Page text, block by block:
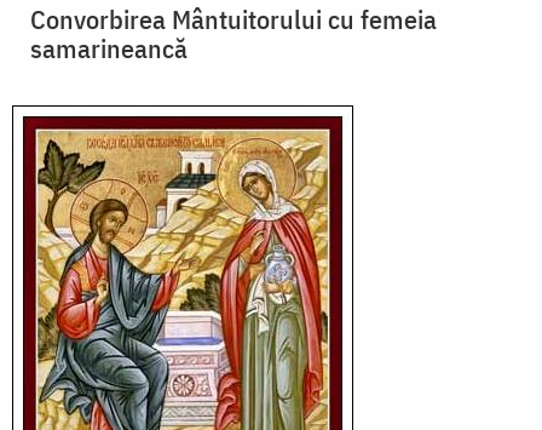
Convorbirea Mântuitorului cu femeia
samarineancă